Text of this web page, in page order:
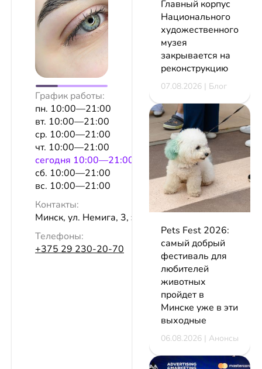
График работы:
пн. 10:00—21:00
вт. 10:00—21:00
ср. 10:00—21:00
чт. 10:00—21:00
сeгодня 10:00—21:00
сб. 10:00—21:00
вс. 10:00—21:00
Контакты:
Минск, ул. Немига, 3, эт. 1, пом. 11
Телефоны:
+375 29 230-20-70
Главный корпус
Национального
художественного
музея
закрывается на
реконструкцию
07.08.2026 | Блог
Pets Fest 2026:
самый добрый
фестиваль для
любителей
животных
пройдет в
Минске уже в эти
выходные
06.08.2026 | Анонсы